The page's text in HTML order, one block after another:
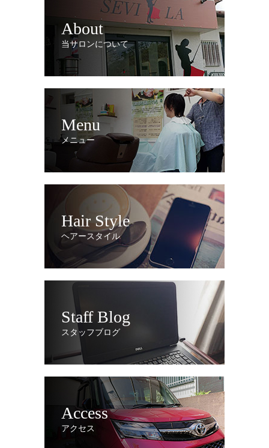
About
当サロンについて
Menu
メニュー
Hair Style
ヘアースタイル
Staff Blog
スタッフブログ
Access
アクセス